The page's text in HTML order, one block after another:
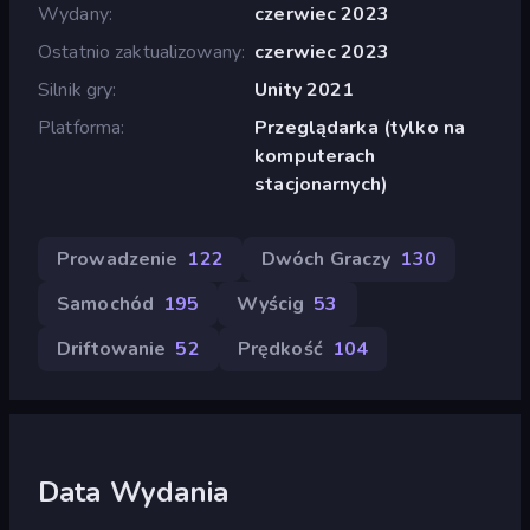
Wydany
czerwiec 2023
Ostatnio zaktualizowany czerwiec 2023
Silnik gry
Unity 2021
Platforma
Przeglądarka (tylko na
komputerach
stacjonarnych)
Prowadzenie 122 Dwóch Graczy 130
Samochód 195 Wyścig 53
Driftowanie 52 Prędkość 104
Data Wydania